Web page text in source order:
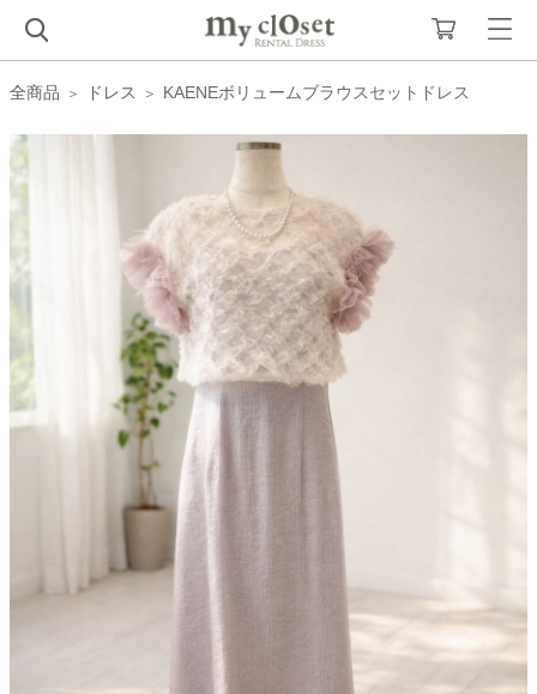
全商品 ドレス KAENEボリュームブラウスセットドレス